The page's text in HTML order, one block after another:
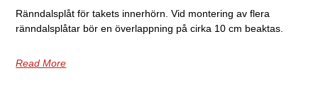
Ränndalsplåt för takets innerhörn. Vid montering av flera
ränndalsplåtar bör en överlappning på cirka 10 cm beaktas.
Read More